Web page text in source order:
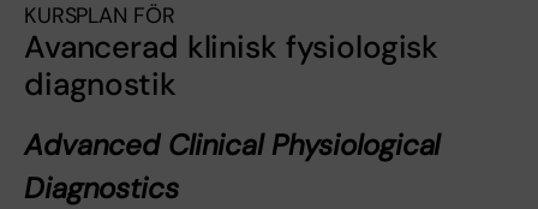
KURSPLAN FÖR
Avancerad klinisk fysiologisk
diagnostik
Advanced Clinical Physiological
Diagnostics